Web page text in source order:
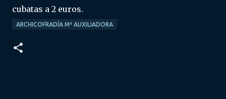
cubatas a 2 euros.
ARCHICOFRADÍA Mª AUXILIADORA